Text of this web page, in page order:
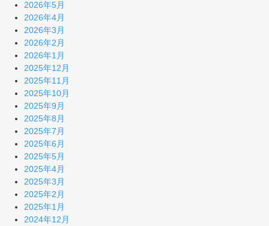
2026年5月
2026年4月
2026年3月
2026年2月
2026年1月
2025年12月
2025年11月
2025年10月
2025年9月
2025年8月
2025年7月
2025年6月
2025年5月
2025年4月
2025年3月
2025年2月
2025年1月
2024年12月